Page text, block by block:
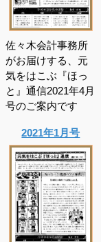
佐々木会計事務所
がお届けする、元
気をはこぶ『ほっ
と』通信2021年4月
号のご案内です
2021年1月号